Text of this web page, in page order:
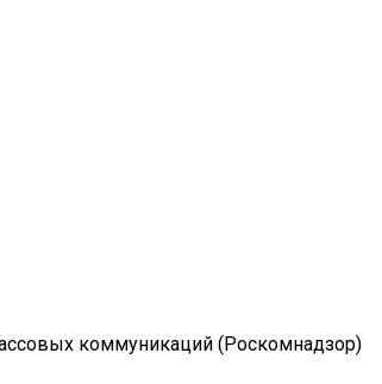
коммуникаций (Роскомнадзор)